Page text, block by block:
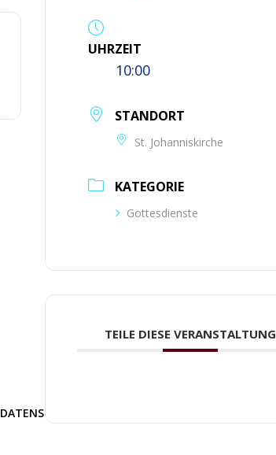
UHRZEIT
10:00
STANDORT
St. Johanniskirche
KATEGORIE
Gottesdienste
TEILE DIESE VERANSTALTUNG
DATENSCHUTZERKLÄRUNG